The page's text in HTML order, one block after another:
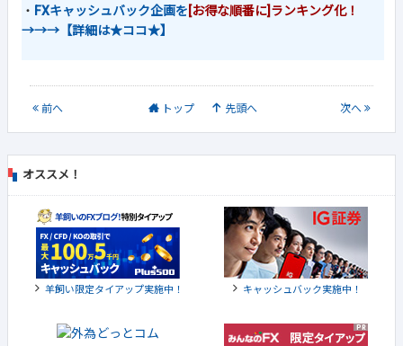
・ FXキャッシュバック企画を [お得な順番に]ランキング化！
→→→【詳細は★ココ★】
前へ トップ 先頭へ 次へ
オススメ！
羊飼い限定タイアップ実施中！ キャッシュバック実施中！